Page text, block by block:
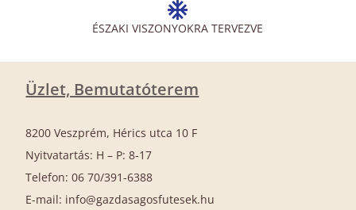
ÉSZAKI VISZONYOKRA TERVEZVE
Üzlet, Bemutatóterem
8200 Veszprém, Hérics utca 10 F
Nyitvatartás: H – P: 8-17
Telefon: 06 70/391-6388
E-mail: info@gazdasagosfutesek.hu